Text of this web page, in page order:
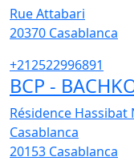
Rue Attabari
20370 Casablanca
+212522996891
BCP -
Résidence
Casablanca
20153 Casablanca